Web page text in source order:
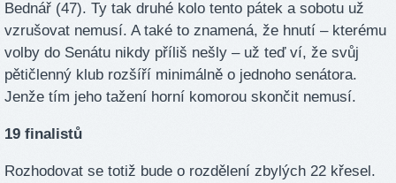
Bednář (47). Ty tak druhé kolo tento pátek a sobotu už
vzrušovat nemusí. A také to znamená, že hnutí – kterému
volby do Senátu nikdy příliš nešly – už teď ví, že svůj
pětičlenný klub rozšíří minimálně o jednoho senátora.
Jenže tím jeho tažení horní komorou skončit nemusí.
19 finalistů
Rozhodovat se totiž bude o rozdělení zbylých 22 křesel.